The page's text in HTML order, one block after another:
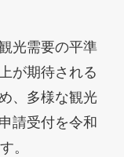
光需要の平準
が期待される
、多様な観光
請受付を令和
。